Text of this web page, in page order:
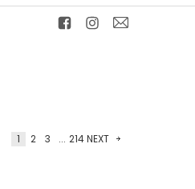
1 2 3 ... 214NEXT